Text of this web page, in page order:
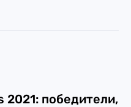
2021: победители,